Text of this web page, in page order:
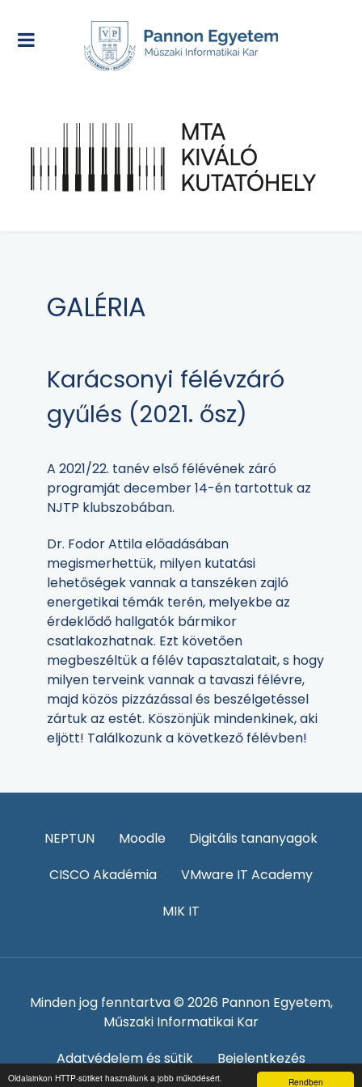
Rendben
Oldalainkon HTTP-sütiket használunk a jobb működésért.
GALÉRIA
Karácsonyi félévzáró
gyűlés (2021. ősz)
A 2021/22. tanév első félévének záró
programját december 14-én tartottuk az
NJTP klubszobában.
Dr. Fodor Attila előadásában
megismerhettük, milyen kutatási
lehetőségek vannak a tanszéken zajló
energetikai témák terén, melyekbe az
érdeklődő hallgatók bármikor
csatlakozhatnak. Ezt követően
megbeszéltük a félév tapasztalatait, s hogy
milyen terveink vannak a tavaszi félévre,
majd közös pizzázással és beszélgetéssel
zártuk az estét. Köszönjük mindenkinek, aki
eljött! Találkozunk a következő félévben!
NEPTUN Moodle
Digitális tananyagok
CISCO Akadémia
VMware IT Academy
MIK IT
Minden jog fenntartva © 2026 Pannon Egyetem,
Műszaki Informatikai Kar
Adatvédelem és sütik
Bejelentkezés